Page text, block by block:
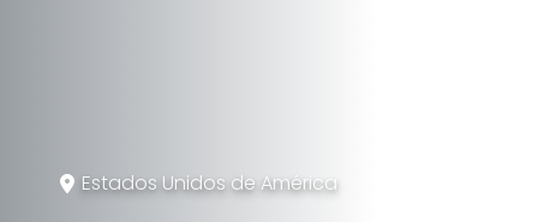
Estados Unidos de América